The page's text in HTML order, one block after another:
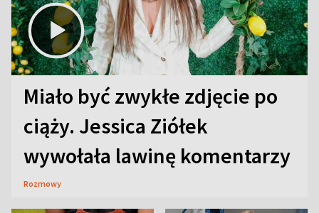
Miało być zwykłe zdjęcie po
ciąży. Jessica Ziółek
wywołała lawinę komentarzy
Rozmowy